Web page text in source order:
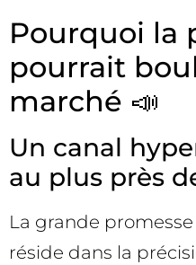
Pourquoi la
pourrait
marché 📣
Un canal
au plus près
La grande
réside dans la